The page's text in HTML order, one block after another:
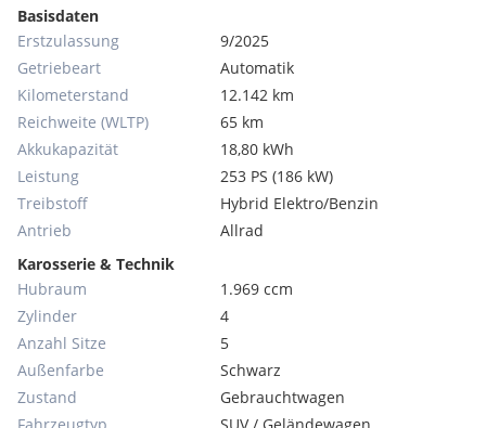
Basisdaten
Erstzulassung
9/2025
Getriebeart
Automatik
Kilometerstand
12.142 km
Reichweite (WLTP)
65 km
Akkukapazität
18,80 kWh
Leistung
253 PS (186 kW)
Treibstoff
Hybrid Elektro/Benzin
Antrieb
Allrad
Karosserie & Technik
Hubraum
1.969 ccm
Zylinder
4
Anzahl Sitze
5
Außenfarbe
Schwarz
Zustand
Gebrauchtwagen